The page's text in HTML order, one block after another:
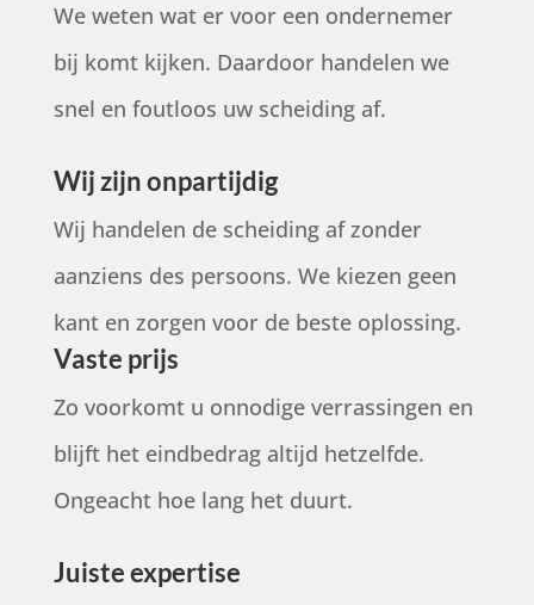
We weten wat er voor een ondernemer
bij komt kijken. Daardoor handelen we
snel en foutloos uw scheiding af.
Wij zijn onpartijdig
Wij handelen de scheiding af zonder
aanziens des persoons. We kiezen geen
kant en zorgen voor de beste oplossing.
Vaste prijs
Zo voorkomt u onnodige verrassingen en
blijft het eindbedrag altijd hetzelfde.
Ongeacht hoe lang het duurt.
Juiste expertise